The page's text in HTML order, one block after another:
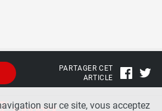
PARTAGER CET
ARTICLE
sur ce site, vous acceptez